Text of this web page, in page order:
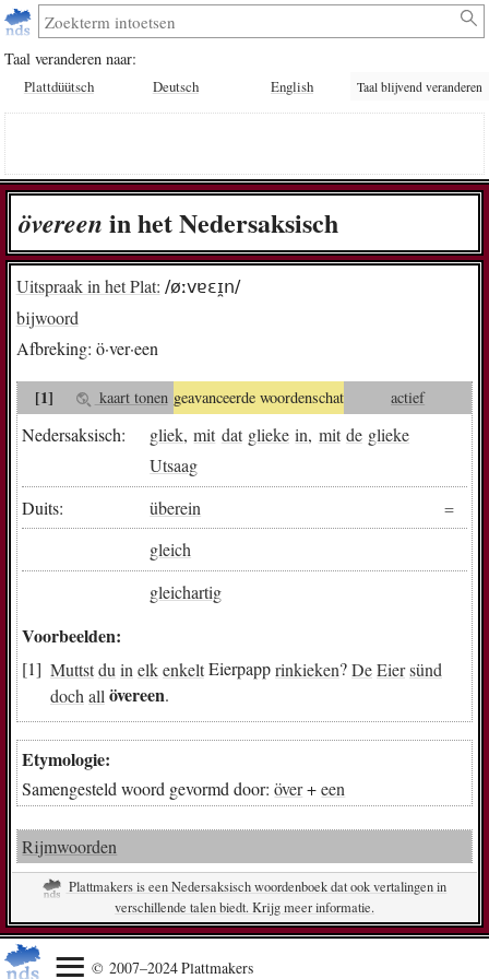
Taal veranderen naar:
Plattdüütsch Deutsch English Taal blijvend veranderen
ö­ver­een in het Nedersaksisch
Uitspraak in het Plat: /øːvɐɛɪ̯n/
bijwoord
Afbreking: ö·ver·een
[1] kaart tonen geavanceerde woordenschat actief
Nedersaksisch: gliek,mit dat glieke in, mit de glieke
Utsaag
Duits:
überein
gleich
gleichartig
Voorbeelden:
Muttstdu in elkenkeltEierpapprinkieken?DeEiersünd
doch all övereen.
Etymologie:
Samengesteld woord gevormd door:över+een
Rijmwoorden
Plattmakers is een Nedersaksisch woordenboek dat ook vertalingen in
verschillende talen biedt. Krijg meer informatie.
© 2007–2024 Plattmakers